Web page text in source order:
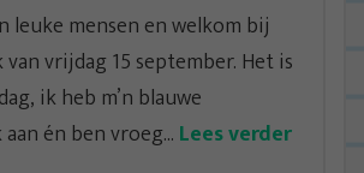
leuke mensen en welkom bij
vrijdag 15 september. Het is
ik heb m’n blauwe
én ben vroeg... Lees verder